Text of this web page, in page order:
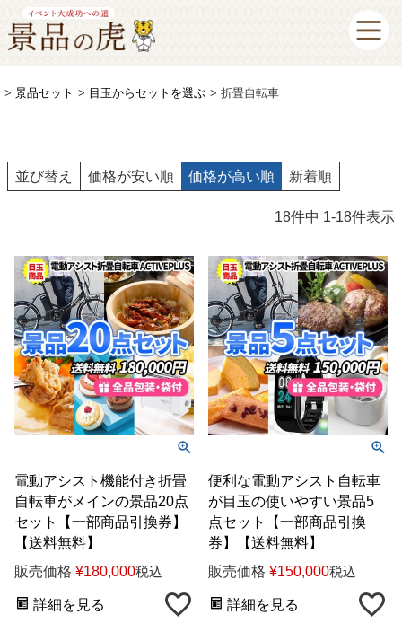
景品セット 目玉からセットを選ぶ 折畳自転車
並び替え 価格が安い順 価格が高い順 新着順
18件中 1-18件表示
電動アシスト機能付き折畳
自転車がメインの景品20点
セット【一部商品引換券】
【送料無料】
販売価格 ¥180,000税込
詳細を見る
便利な電動アシスト自転車
が目玉の使いやすい景品5
点セット【一部商品引換
券】【送料無料】
販売価格 ¥150,000税込
詳細を見る